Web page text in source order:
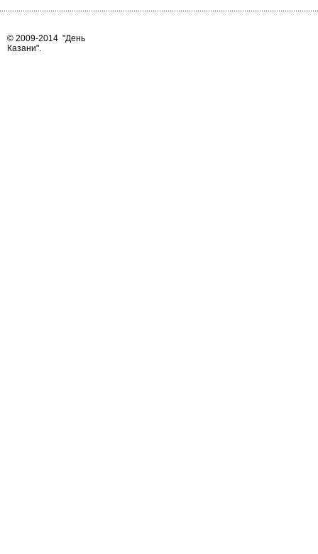
© 2009-2014 "День
Казани".